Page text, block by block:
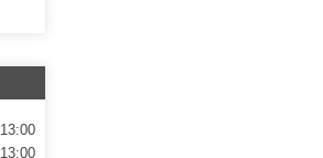
13:00
13:00